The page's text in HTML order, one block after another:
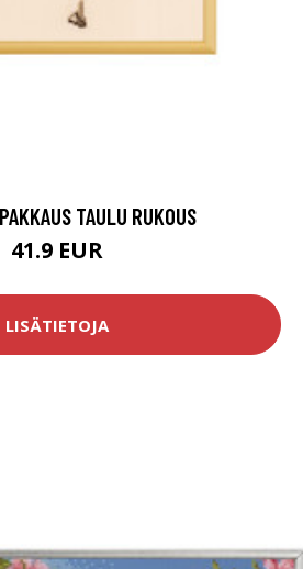
TAULU RUKOUS
41.9 EUR
LISÄTIETOJA